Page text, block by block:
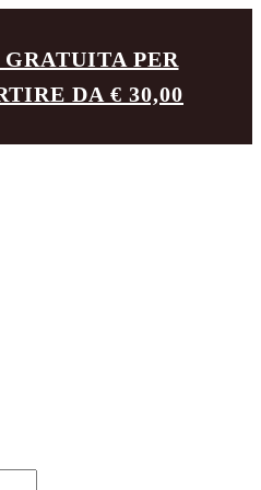
PER
DA € 30,00